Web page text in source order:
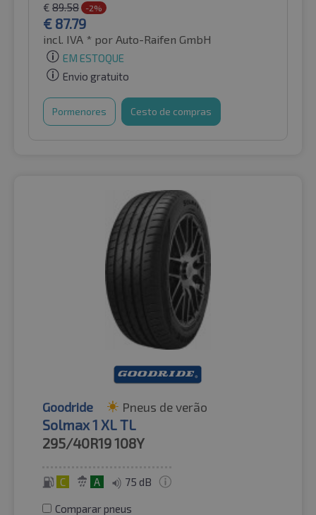
€ 89.58 -2%
€ 87.79
incl. IVA * por Auto-Raifen GmbH
EM ESTOQUE
Envio gratuito
Pormenores Cesto de compras
Goodride Pneus de verão
Solmax 1 XL TL
295/40R19108Y
C A 75 dB
Comparar pneus